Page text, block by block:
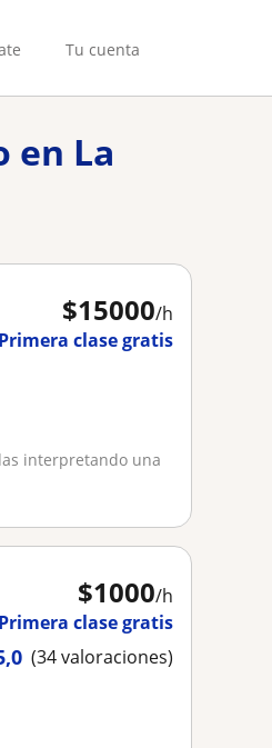
Tu cuenta
en La
$15000/h
Primera clase gratis
interpretando una
$1000/h
Primera clase gratis
(34 valoraciones)